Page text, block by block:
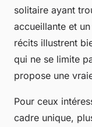
solitaire ayant
accueillante et
récits illustrent
qui ne se limite
propose une
Pour ceux
cadre unique,